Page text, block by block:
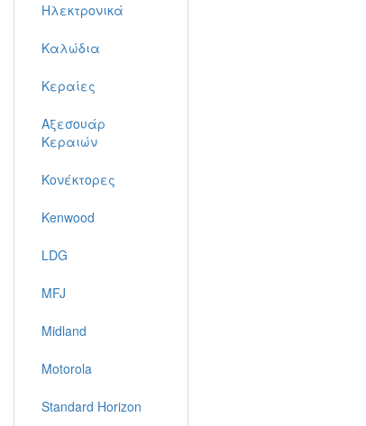
Ηλεκτρονικά
Καλώδια
Κεραίες
Αξεσουάρ
Κεραιών
Κονέκτορες
Kenwood
LDG
MFJ
Midland
Motorola
Standard Horizon